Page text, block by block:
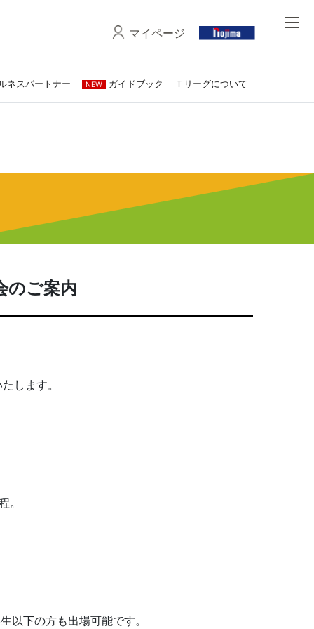
マイページ
ネスパートナー NEW ガイドブック Ｔリーグについて
のご案内
します。
。
下の方も出場可能です。